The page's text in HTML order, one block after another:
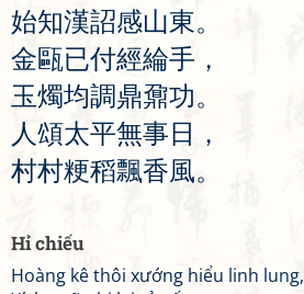
始知漢詔感山東。
金甌已付經綸手 ，
玉燭均調鼎鼐功。
人頌太平無事 日 ，
村村粳稻飄香風。
Hỉ chiếu
Hoàng kê thôi xướng hiểu linh lung,